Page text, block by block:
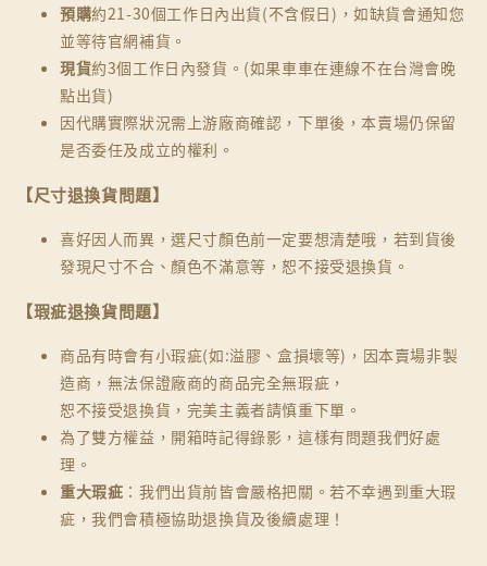
預購約21-30個工作日內出貨(不含假日)，如缺貨會通知您
並等待官網補貨。
現貨約3個工作日內發貨。(如果車車在連線不在台灣會晚
點出貨)
因代購實際狀況需上游廠商確認，下單後，本賣場仍保留
是否委任及成立的權利。
【尺寸退換貨問題】
喜好因人而異，選尺寸顏色前一定要想清楚哦，若到貨後
發現尺寸不合、顏色不滿意等，恕不接受退換貨。
【瑕疵退換貨問題】
商品有時會有小瑕疵(如:溢膠、盒損壞等)，因本賣場非製
造商，無法保證廠商的商品完全無瑕疵，
恕不接受退換貨，完美主義者請慎重下單。
為了雙方權益，開箱時記得錄影，這樣有問題我們好處
理。
重大瑕疵 ：我們出貨前皆會嚴格把關。若不幸遇到重大瑕
疵，我們會積極協助退換貨及後續處理！